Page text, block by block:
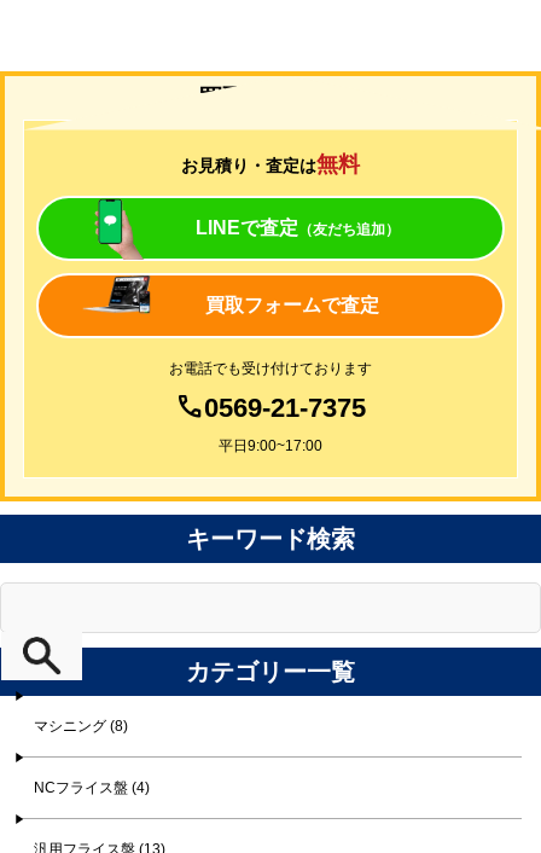
買取について
お見積り・査定は無料
LINEで査定 （友だち追加）
買取フォームで査定
お電話でも受け付けております
0569-21-7375
平日9:00~17:00
キーワード検索
カテゴリー一覧
マシニング (8)
NCフライス盤 (4)
汎用フライス盤 (13)